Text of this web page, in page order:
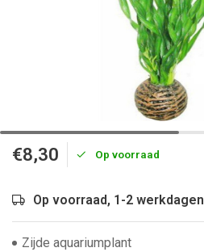
€8,30 Op voorraad
Op voorraad, 1-2 werkdagen
Zijde aquariumplant